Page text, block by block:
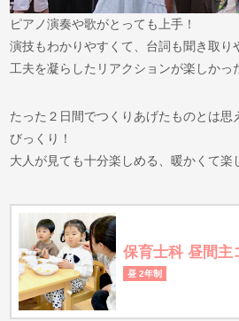
ピアノ演奏や歌がとっても上手！
演技もわかりやすくて、台詞も聞き取り
工夫を凝らしたリアクションが楽しかっ
たった２日間でつくりあげたものとは思
びっくり！
大人が見ても十分楽しめる、暖かくて楽
保育士科 昼間主
昼 2年制